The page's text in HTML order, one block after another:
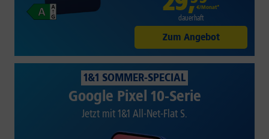
€/Monat*
dauerhaft
Zum Angebot
1&1 SOMMER-SPECIAL
Google Pixel 10-Serie
Jetzt mit 1&1 All-Net-Flat S.